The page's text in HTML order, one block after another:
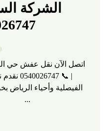
الشركة
اتصل الآن نقل عفش حي
| 📞
الفيصلية وأحياء الرياض
...